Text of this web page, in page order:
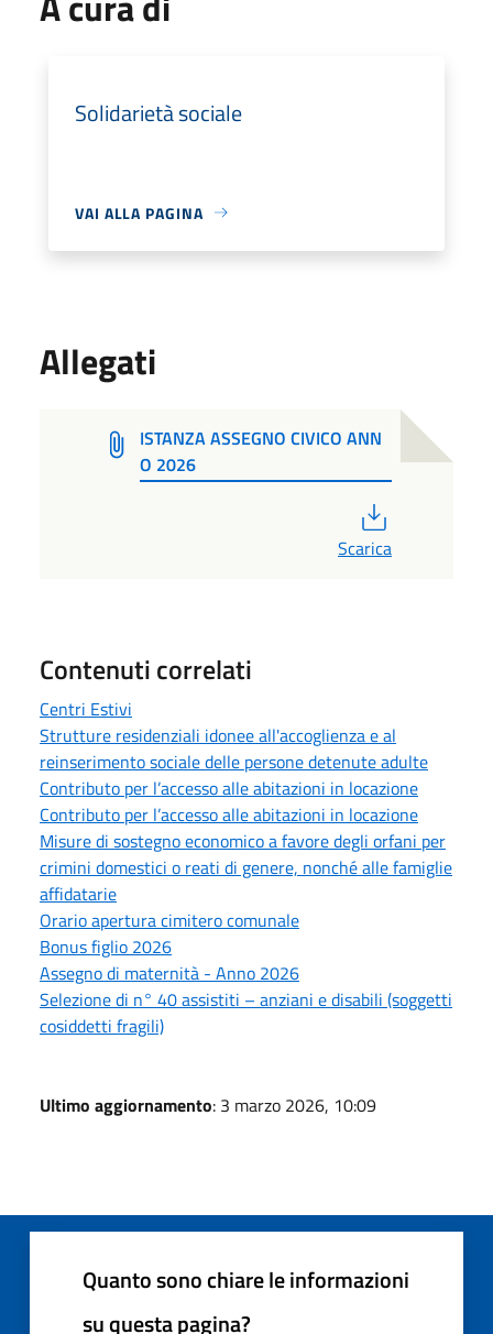
Solidarietà sociale
VAI ALLA PAGINA
Allegati
ISTANZA ASSEGNO CIVICO ANN
O 2026
Scarica
Contenuti correlati
Centri Estivi
Strutture residenziali idonee all'accoglienza e al
reinserimento sociale delle persone detenute adulte
Contributo per l’accesso alle abitazioni in locazione
Contributo per l’accesso alle abitazioni in locazione
Misure di sostegno economico a favore degli orfani per
crimini domestici o reati di genere, nonché alle famiglie
affidatarie
Orario apertura cimitero comunale
Bonus figlio 2026
Assegno di maternità - Anno 2026
Selezione di n° 40 assistiti – anziani e disabili (soggetti
cosiddetti fragili)
Ultimo aggiornamento: 3 marzo 2026, 10:09
Quanto sono chiare le informazioni
su questa pagina?